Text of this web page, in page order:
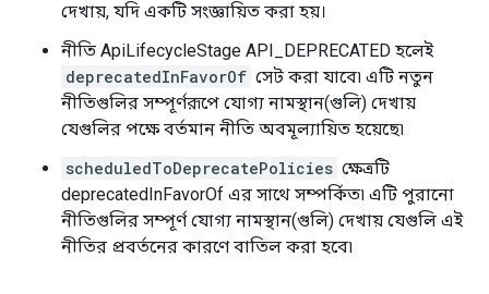
দেখায়, যদি একটি সংজ্ঞায়িত করা হয়।
নীতি ApiLifecycleStage API_DEPRECATED হলেই
deprecatedInFavorOf সেট করা যাবে৷ এটি নতুন
নীতিগুলির সম্পূর্ণরূপে যোগ্য নামস্থান(গুলি) দেখায়
যেগুলির পক্ষে বর্তমান নীতি অবমূল্যায়িত হয়েছে৷
scheduledToDeprecatePolicies ক্ষেত্রটি
deprecatedInFavorOf এর সাথে সম্পর্কিত৷ এটি পুরানো
নীতিগুলির সম্পূর্ণ যোগ্য নামস্থান(গুলি) দেখায় যেগুলি এই
নীতির প্রবর্তনের কারণে বাতিল করা হবে৷